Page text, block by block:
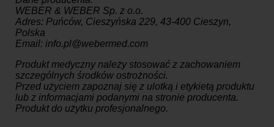
WEBER & WEBER Sp. z o.o.
Adres: Puńców, Cieszyńska 229, 43-400 Cieszyn,
Polska
Email: info.pl@webermed.com
Produkt medyczny należy stosować z zachowaniem
szczególnych środków ostrożności.
Przed użyciem zapoznaj się z ulotką i etykietą produktu
lub z informacjami podanymi na stronie producenta.
Produkt do użytku profesjonalnego.